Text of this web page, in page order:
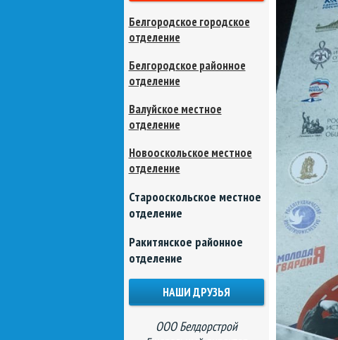
Белгородское городское
отделение
Белгородское районное
отделение
Валуйское местное
отделение
Новооскольское местное
отделение
Старооскольское местное
отделение
Ракитянское районное
отделение
НАШИ ДРУЗЬЯ
ООО Белдорстрой